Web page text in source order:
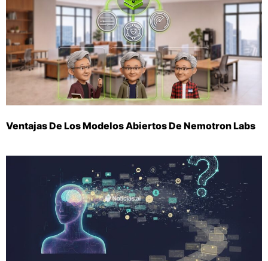
Ventajas De Los Modelos Abiertos De Nemotron Labs